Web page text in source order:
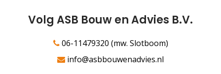
Volg ASB Bouw en Advies B.V.
06-11479320 (mw. Slotboom)
info@asbbouwenadvies.nl